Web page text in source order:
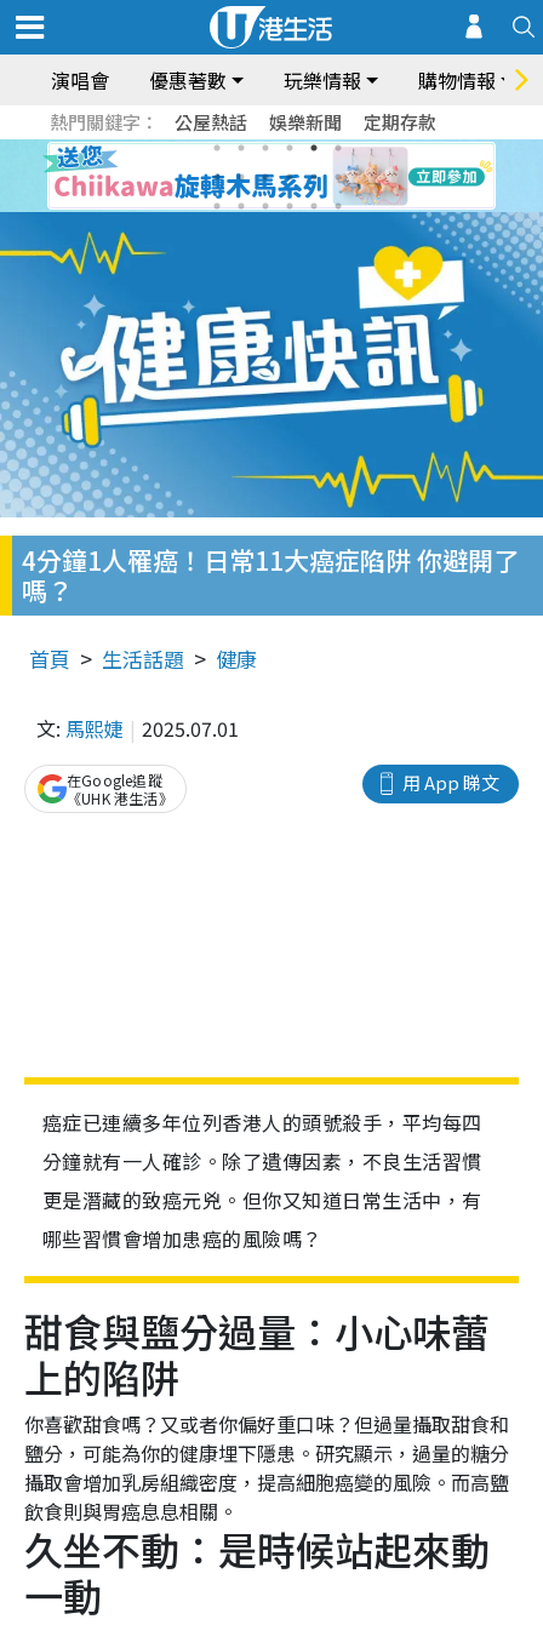
演唱會 優惠著數 玩樂情報 購物情報
熱門關鍵字： 公屋熱話 娛樂新聞 定期存款
4分鐘1人罹癌！日常11大癌症陷阱 你避開了
嗎？
首頁 生活話題 健康
文: 馬熙婕 2025.07.01
用 App 睇文
在Google追蹤
《UHK 港生活》
癌症已連續多年位列香港人的頭號殺手，平均每四
分鐘就有一人確診。除了遺傳因素，不良生活習慣
更是潛藏的致癌元兇。但你又知道日常生活中，有
哪些習慣會增加患癌的風險嗎？
甜食與鹽分過量：小心味蕾
上的陷阱
你喜歡甜食嗎？又或者你偏好重口味？但過量攝取甜食和
鹽分，可能為你的健康埋下隱患。研究顯示，過量的糖分
攝取會增加乳房組織密度，提高細胞癌變的風險。而高鹽
飲食則與胃癌息息相關。
久坐不動：是時候站起來動
一動